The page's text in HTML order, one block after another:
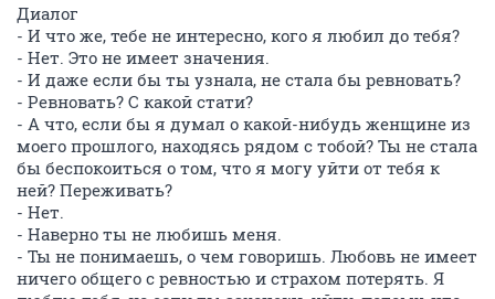
Диалог
- И что же, тебе не интересно, кого я любил до тебя?
- Нет. Это не имеет значения.
- И даже если бы ты узнала, не стала бы ревновать?
- Ревновать? С какой стати?
- А что, если бы я думал о какой-нибудь женщине из
моего прошлого, находясь рядом с тобой? Ты не стала
бы беспокоиться о том, что я могу уйти от тебя к
ней? Переживать?
- Нет.
- Наверно ты не любишь меня.
- Ты не понимаешь, о чем говоришь. Любовь не имеет
ничего общего с ревностью и страхом потерять. Я